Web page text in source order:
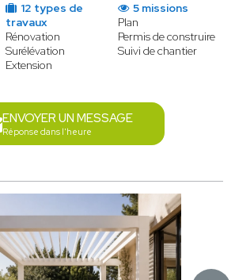
12 types de
travaux
Rénovation
Surélévation
Extension
5 missions
Plan
Permis de construire
Suivi de chantier
ENVOYER UN MESSAGE
Réponse dans l'heure